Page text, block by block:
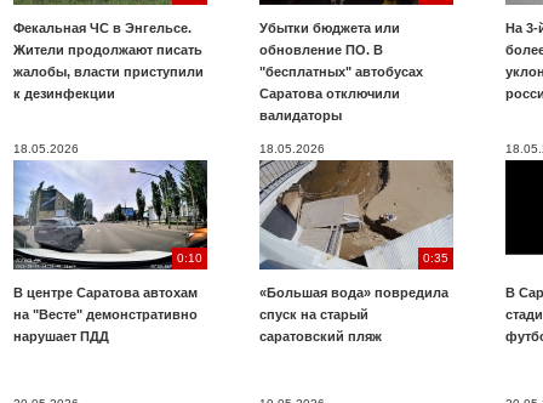
Фекальная ЧС в Энгельсе.
Жители продолжают писать
жалобы, власти приступили
к дезинфекции
Убытки бюджета или
обновление ПО. В
"бесплатных" автобусах
Саратова отключили
валидаторы
На 3-
18.05.2026
0:10
В центре Саратова автохам
на "Весте" демонстративно
нарушает ПДД
18.05.2026
0:35
«Большая вода» повредила
спуск на старый
саратовский пляж
В